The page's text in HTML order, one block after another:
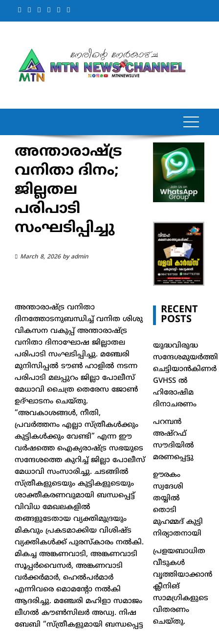
അന്താരാഷ്ട്ര
വനിതാ ദിനം;
ജില്ലതല
പരിപാടി
സംഘടിപ്പിച്ചു
March 8, 2026by admin
അന്താരാഷ്ട്ര വനിതാ
ദിനത്തോടനുബന്ധിച്ച് വനിത ശിശു
വികസന വകുപ്പ് അന്താരാഷ്ട്ര
വനിതാ ദിനാഘോഷ ജില്ലാതല
പരിപാടി സംഘടിപ്പിച്ചു. മഞ്ചേരി
മുനിസിപ്പൽ ടൗൺ ഹാളിൽ നടന്ന
പരിപാടി മലപ്പുറം ജില്ലാ പോലീസ്
മേധാവി ചൈത്ര തെരേസ ജോണ്‍
ഉദ്ഘാടനം ചെയ്തു.
“അവകാശങ്ങൾ, നീതി,
പ്രവർത്തനം എല്ലാ സ്ത്രീകൾക്കും
കുട്ടികൾക്കും വേണ്ടി” എന്ന ഈ
വർഷത്തെ ഐക്യരാഷ്ട്ര സഭയുടെ
സന്ദേശത്തെ കുറിച്ച് ജില്ലാ പോലീസ്
മേധാവി സംസാരിച്ചു. ചടങ്ങില്‍
സ്ത്രീകളുടെയും കുട്ടികളുടെയും
ശാക്തീകരണവുമായി ബന്ധപ്പെട്ട്
വിവിധ മേഖലകളില്‍
തങ്ങളുടേതായ വ്യക്തിമുദ്രയും
മികവും പ്രകടമാക്കിയ വിശിഷ്ട
വ്യക്തികള്‍ക്ക് പുരസ്‌കാരം നൽകി.
മികച്ച അങ്കണവാടി, അങ്കണവാടി
സൂപ്പർവൈസർ, അങ്കണവാടി
വർക്കർമാർ, ഹെൽപർമാർ
എന്നിവരെ മൊമന്റോ നൽകി
ആദരിച്ചു. മഞ്ചേരി മഹിളാ സമാജം
ലീഗൽ കൗൺസിലർ അഡ്വ. നിഷ
ബേബി “സ്ത്രീകളുമായി ബന്ധപ്പെട്ട
RECENT
POSTS
യുദ്ധവിരുദ്ധ
സന്ദേശമുയർത്തി
ചെട്ടിയാൻകിണർ
GVHSS ൽ
ഹിരോഷിമ
ദിനാചരണം
പറമ്പൻ
അഷ്‌റഫ്
സൗദിയിൽ
മരണപ്പെട്ടു
ഊരകം
സ്വദേശി
തയ്യിൽ
തൊടി
മുഹമ്മദ് കുട്ടി
നിര്യാതനായി
പ്രളയബാധിത
വീടുകൾ
വൃത്തിയാക്കാൻ
ക്ലീനിങ്
സാമഗ്രികളുടെ
വിതരണം
ചെയ്തു.